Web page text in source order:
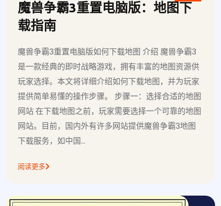
魔兽争霸3重置电脑版：地图下
载指南
魔兽争霸3重置电脑版如何下载地图 介绍 魔兽争霸3
是一款经典的即时战略游戏，拥有丰富的地图资源供
玩家选择。本文将详细介绍如何下载地图，并为玩家
提供简单易懂的操作步骤。 步骤一：选择合适的地图
网站 在下载地图之前，玩家需要选择一个可靠的地图
网站。目前，国内外有许多网站提供魔兽争霸3地图
下载服务，如中国...
阅读更多